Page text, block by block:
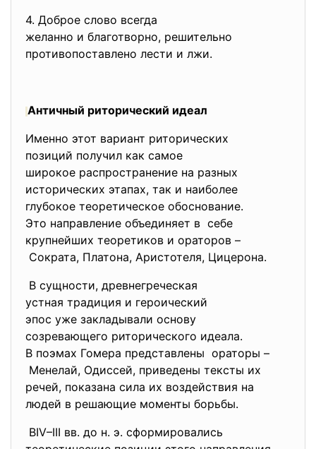
4. Доброе слово всегда
желанно и благотворно, решительно
противопоставлено лести и лжи.
Античный риторический идеал
Именно этот вариант риторических
позиций получил как самое
широкое распространение на разных
исторических этапах, так и наиболее
глубокое теоретическое обоснование.
Это направление объединяет в себе
крупнейших теоретиков и ораторов –
Сократа, Платона, Аристотеля, Цицерона.
В сущности, древнегреческая
устная традиция и героический
эпос уже закладывали основу
созревающего риторического идеала.
В поэмах Гомера представлены ораторы –
Менелай, Одиссей, приведены тексты их
речей, показана сила их воздействия на
людей в решающие моменты борьбы.
ВIV–III вв. до н. э. сформировались